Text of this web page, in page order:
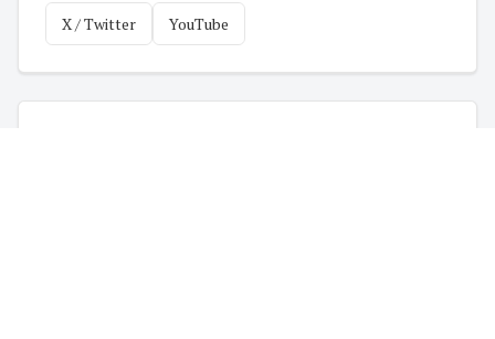
X / Twitter YouTube